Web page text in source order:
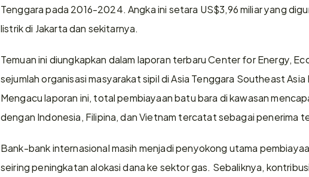
Tenggara pada 2016-2024. Angka ini setara US$3,96 miliar yang
listrik di Jakarta dan sekitarnya.
Temuan ini diungkapkan dalam laporan terbaru Center for Energy,
sejumlah organisasi masyarakat sipil di Asia Tenggara Southeast
Mengacu laporan ini, total pembiayaan batu bara di kawasan
dengan Indonesia, Filipina, dan Vietnam tercatat sebagai penerima
Bank-bank internasional masih menjadi penyokong utama
seiring peningkatan alokasi dana ke sektor gas. Sebaliknya,